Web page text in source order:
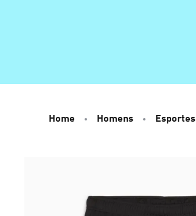
Home Homens Esportes